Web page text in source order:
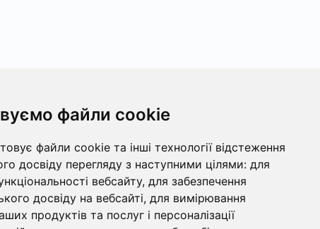
файли cookie
файли cookie та інші технології відстеження
досвіду перегляду з наступними цілями: для
вебсайту, для забезпечення
досвіду на вебсайті, для вимірювання
продуктів та послуг і персоналізації